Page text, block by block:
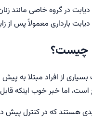
در گروه خاصی مانند زنان
بارداری معمولاً پس از
چیست؟
بسیاری از افراد مبتلا به
است، اما خبر خوب اینکه
هستند که در کنترل پیش